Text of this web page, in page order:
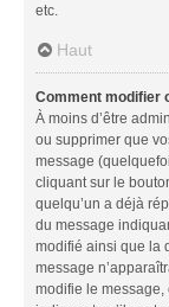
etc.
Haut
Comment modifier
À moins d’être
ou supprimer que
message
cliquant sur le
quelqu’un a déjà
du message
modifié ainsi que la
message
modifie le